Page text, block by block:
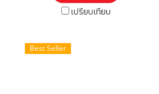
เปรียบเทียบ
Best Seller